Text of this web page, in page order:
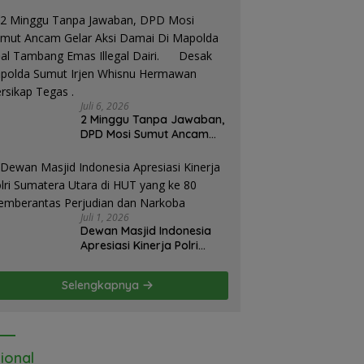
Juli 6, 2026
2 Minggu Tanpa Jawaban,
DPD Mosi Sumut Ancam
Mapolda Soal Tambang
Emas Illegal Dairi.
Desak Kapolda Sumut
Irjen Whisnu Hermawan
Bersikap Tegas .
Juli 1, 2026
Dewan Masjid Indonesia
Apresiasi Kinerja Polri
yang ke 80 Memberantas
Perjudian dan Narkoba
Selengkapnya